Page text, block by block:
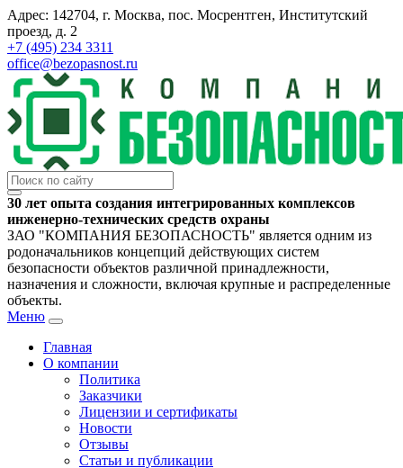
Адрес: 142704, г. Москва, пос. Мосрентген, Институтский
проезд, д. 2
+7 (495) 234 3311
office@bezopasnost.ru
30 лет опыта создания интегрированных комплексов
инженерно-технических средств охраны
ЗАО "КОМПАНИЯ БЕЗОПАСНОСТЬ" является одним из
родоначальников концепций действующих систем
безопасности объектов различной принадлежности,
назначения и сложности, включая крупные и распределенные
объекты.
Меню
Главная
О компании
Политика
Заказчики
Лицензии и сертификаты
Новости
Отзывы
Статьи и публикации